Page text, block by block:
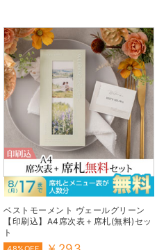
ベストモーメント ヴェールグリーン
【印刷込】A4席次表＋席札(無料)セッ
ト